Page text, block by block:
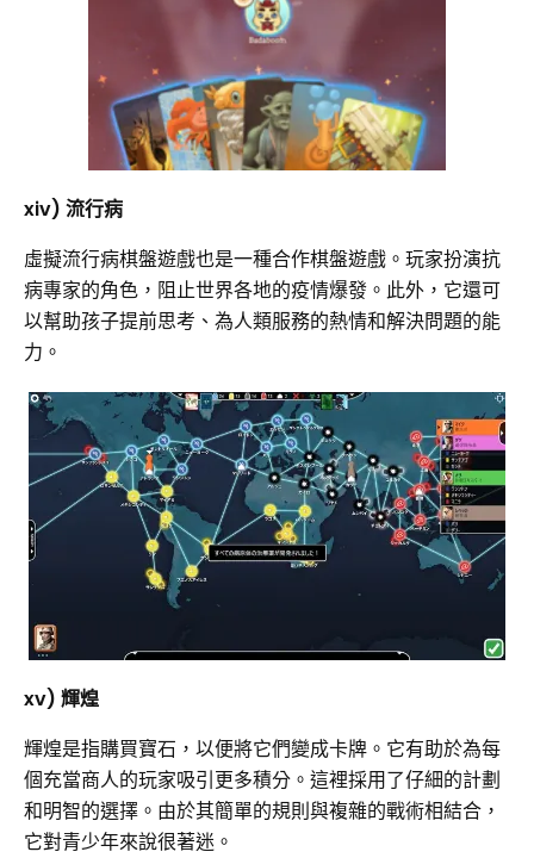
xiv) 流行病
虛擬流行病棋盤遊戲也是一種合作棋盤遊戲。玩家扮演抗
病專家的角色，阻止世界各地的疫情爆發。此外，它還可
以幫助孩子提前思考、為人類服務的熱情和解決問題的能
力。
xv) 輝煌
輝煌是指購買寶石，以便將它們變成卡牌。它有助於為每
個充當商人的玩家吸引更多積分。這裡採用了仔細的計劃
和明智的選擇。由於其簡單的規則與複雜的戰術相結合，
它對青少年來說很著迷。